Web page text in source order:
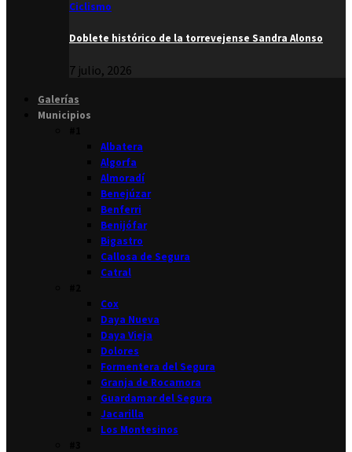
Ciclismo
Doblete histórico de la torrevejense Sandra Alonso
7 julio, 2026
Galerías
Municipios
Albatera
Algorfa
Almoradí
Benejúzar
Benferri
Benijófar
Bigastro
Callosa de Segura
Catral
Cox
Daya Nueva
Daya Vieja
Dolores
Formentera del Segura
Granja de Rocamora
Guardamar del Segura
Jacarilla
Los Montesinos